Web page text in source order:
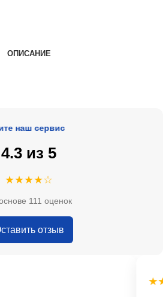
ОПИСАНИЕ
наш сервис
4.3 из 5
★★★★☆
111 оценок
отзыв